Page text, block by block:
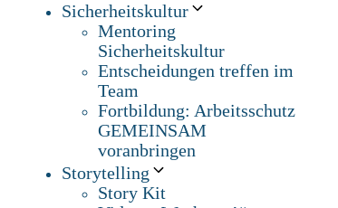
Sicherheitskultur
Mentoring
Sicherheitskultur
Entscheidungen treffen im
Team
Fortbildung: Arbeitsschutz
GEMEINSAM
voranbringen
Storytelling
Story Kit